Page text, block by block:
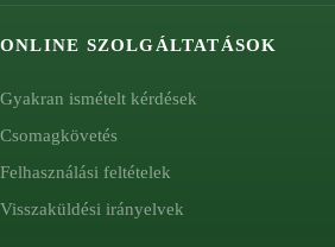
ONLINE SZOLGÁLTATÁSOK
Gyakran ismételt kérdések
Csomagkövetés
Felhasználási feltételek
Visszaküldési irányelvek